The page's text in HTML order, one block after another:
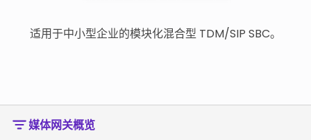
适用于中小型企业的模块化混合型 TDM/SIP SBC。
媒体网关概览